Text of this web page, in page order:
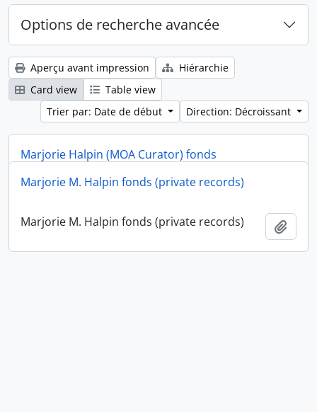
Options de recherche avancée
Aperçu avant impression
Hiérarchie
Card view
Table view
Trier par: Date de début
Direction: Décroissant
Marjorie Halpin (MOA Curator) fonds
Marjorie Halpin (MOA Curator) fonds
Marjorie M. Halpin fonds (private records)
Marjorie M. Halpin fonds (private records)